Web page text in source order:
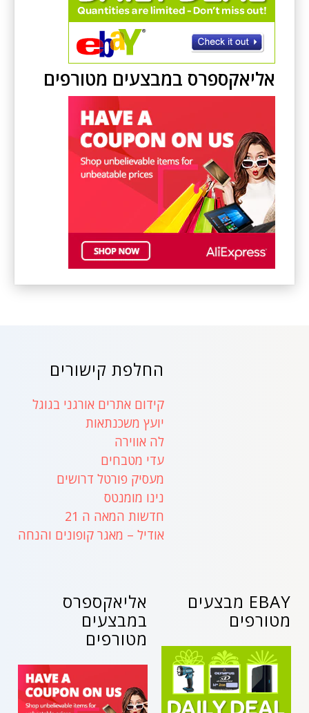
אליאקספרס במבצעים מטורפים
החלפת קישורים
קידום אתרים אורגני בגוגל
יועץ משכנתאות
לה אווירה
עדי מטבחים
מעסיק פורטל דרושים
נינו מומנטס
חדשות המאה ה 21
אודיל – מאגר קופונים והנחה
אליאקספרס
במבצעים
מטורפים
EBAY מבצעים
מטורפים